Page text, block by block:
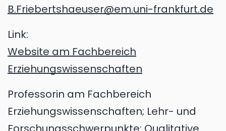
B.Friebertshaeuser@em.uni-frankfurt.de
Link:
Website am Fachbereich
Erziehungswissenschaften
Professorin am Fachbereich
Erziehungswissenschaften; Lehr- und